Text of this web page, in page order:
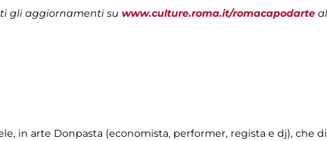
gli aggiornamenti su www.culture.roma.it/romacapodarte
in arte Donpasta (economista, performer, regista e dj), che